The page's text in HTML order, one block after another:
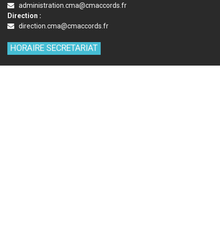
administration.cma@cmaccords.fr
Direction :
direction.cma@cmaccords.fr
HORAIRE SECRETARIAT